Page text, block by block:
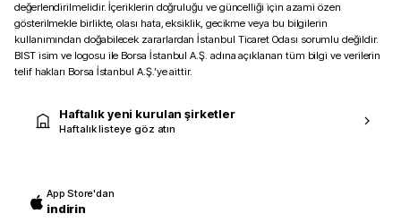
değerlendirilmelidir. İçeriklerin doğruluğu ve güncelliği için azami özen
gösterilmekle birlikte, olası hata, eksiklik, gecikme veya bu bilgilerin
kullanımından doğabilecek zararlardan İstanbul Ticaret Odası sorumlu değildir.
BIST isim ve logosu ile Borsa İstanbul A.Ş. adına açıklanan tüm bilgi ve verilerin
telif hakları Borsa İstanbul A.Ş.’ye aittir.
Haftalık yeni kurulan şirketler
Haftalık listeye göz atın
App Store'dan
indirin